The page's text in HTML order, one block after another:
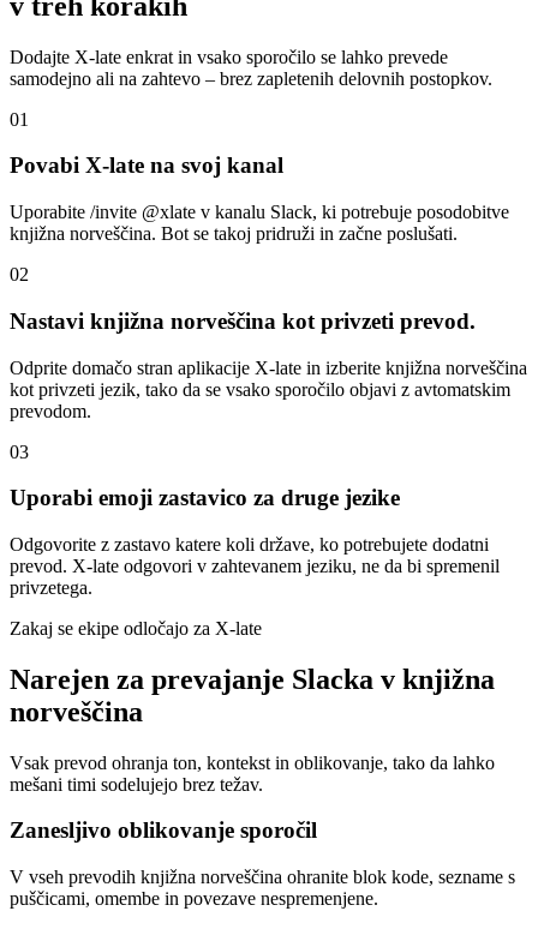
Dodajte X-late enkrat in vsako sporočilo se lahko prevede
samodejno ali na zahtevo – brez zapletenih delovnih postopkov.
01
Povabi X-late na svoj kanal
Uporabite /invite @xlate v kanalu Slack, ki potrebuje posodobitve
knjižna norveščina. Bot se takoj pridruži in začne poslušati.
02
Nastavi knjižna norveščina kot privzeti prevod.
Odprite domačo stran aplikacije X-late in izberite knjižna norveščina
kot privzeti jezik, tako da se vsako sporočilo objavi z avtomatskim
prevodom.
03
Uporabi emoji zastavico za druge jezike
Odgovorite z zastavo katere koli države, ko potrebujete dodatni
prevod. X-late odgovori v zahtevanem jeziku, ne da bi spremenil
privzetega.
Zakaj se ekipe odločajo za X-late
Narejen za prevajanje Slacka v knjižna
norveščina
Vsak prevod ohranja ton, kontekst in oblikovanje, tako da lahko
mešani timi sodelujejo brez težav.
Zanesljivo oblikovanje sporočil
V vseh prevodih knjižna norveščina ohranite blok kode, sezname s
puščicami, omembe in povezave nespremenjene.